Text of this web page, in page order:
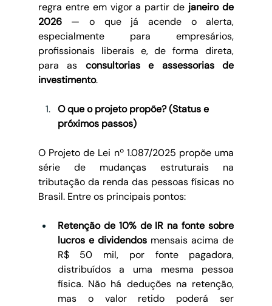
regra entre em vigor a partir de janeiro de
2026 — o que já acende o alerta,
especialmente para empresários,
profissionais liberais e, de forma direta,
para as consultorias e assessorias de
investimento.
O que o projeto propõe? (Status e
próximos passos)
O Projeto de Lei nº 1.087/2025 propõe uma
série de mudanças estruturais na
tributação da renda das pessoas físicas no
Brasil. Entre os principais pontos:
Retenção de 10% de IR na fonte sobre
lucros e dividendos mensais acima de
R$ 50 mil, por fonte pagadora,
distribuídos a uma mesma pessoa
física. Não há deduções na retenção,
mas o valor retido poderá ser